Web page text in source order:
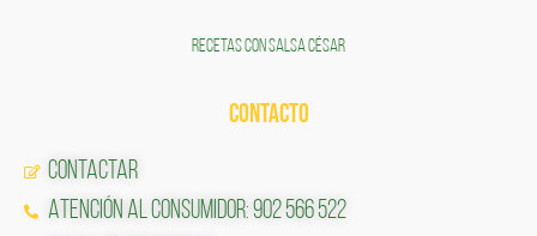
RECETAS CON SALSA CÉSAR
CONTACTO
Contactar
Atención al Consumidor: 902 566 522